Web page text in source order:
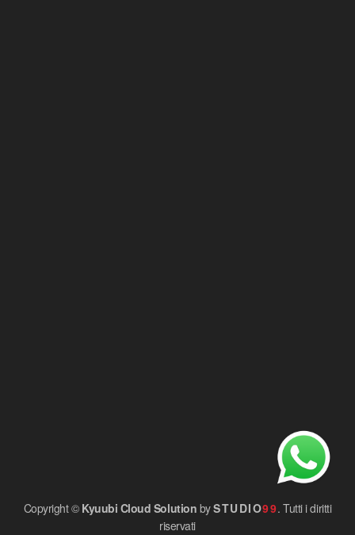
Copyright © Kyuubi Cloud Solution bySTUDIO99. Tutti i diritti
riservati